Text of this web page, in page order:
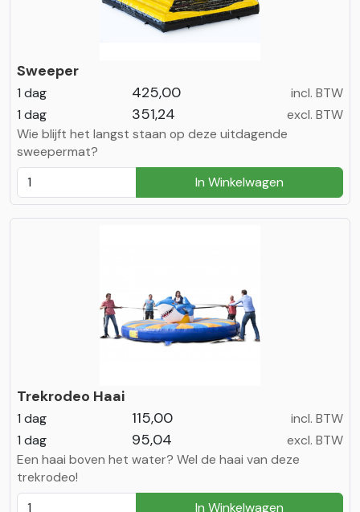
Sweeper
1 dag 425,00
incl. BTW
1 dag
351,24
excl. BTW
Wie blijft het langst staan op deze uitdagende
sweepermat?
In Winkelwagen
Trekrodeo Haai
1 dag 115,00
incl. BTW
1 dag
95,04
excl. BTW
Een haai boven het water? Wel de haai van deze
trekrodeo!
In Winkelwagen